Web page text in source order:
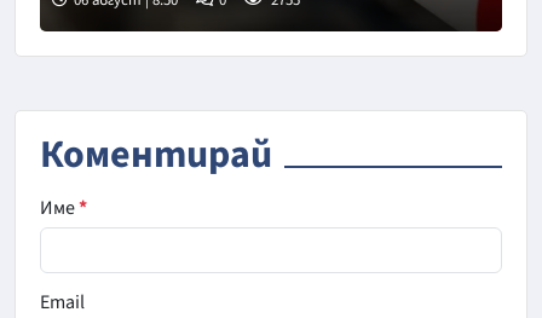
Снимка: goggle
Коментирай
Име*
Email